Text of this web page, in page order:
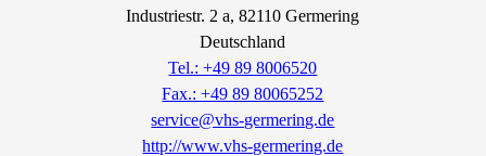
Industriestr. 2 a, 82110Germering
Deutschland
Tel.: +49 89 8006520
Fax.: +49 89 80065252
service@vhs-germering.de
http://www.vhs-germering.de